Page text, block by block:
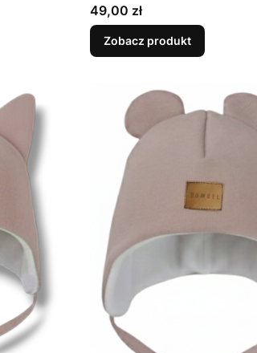
Cena
49,00 zł
Zobacz produkt